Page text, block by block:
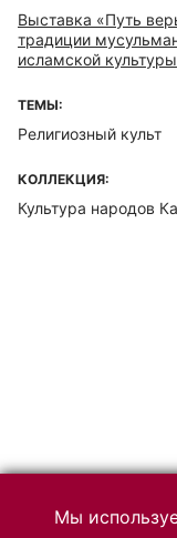
Выставка «Путь
традиции
исламской культуры
ТЕМЫ:
Религиозный культ
КОЛЛЕКЦИЯ:
Культура народов
Мы